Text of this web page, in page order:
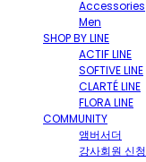
Accessories
Men
SHOP BY LINE
ACTIF LINE
SOFTIVE LINE
CLARTÉ LINE
FLORA LINE
COMMUNITY
앰버서더
강사회원 신청